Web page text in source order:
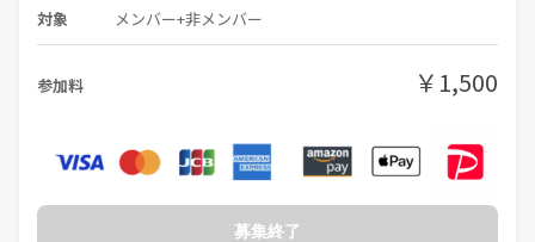
対象 メンバー+非メンバー
参加料 ￥1,500
募集終了